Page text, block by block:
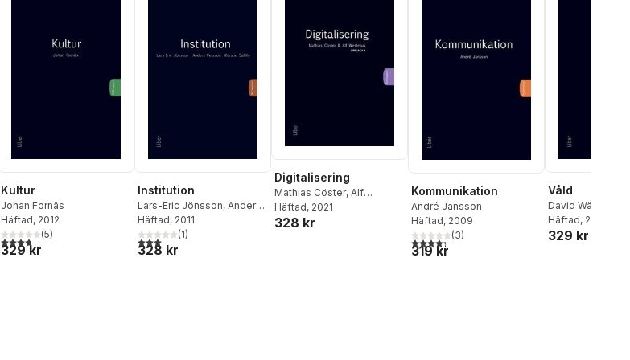
röster:
Kultur
Johan Fornäs
Häftad, 2012
3,8utav 5 stjärnor. Totalt antal röster:
(5)
329 kr
Institution
Lars-Eric Jönsson, Anders
Persson,Kerstin Sahlin
Häftad, 2011
3,0utav 5 stjärnor. Totalt antal röster:
(1)
328 kr
Digitalisering
Mathias Cöster, Alf
Westelius
Häftad, 2021
328 kr
Kommunikation
André Jansson
Häftad, 2009
4,3utav 5 stjärnor. Totalt antal röster:
(3)
319 kr
Våld
David Wästerfors
Häftad, 2016
329 kr